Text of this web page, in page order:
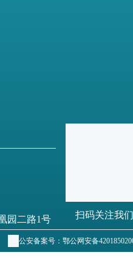
园二路1号
扫码关注我们
公安备案号： 鄂公网安备